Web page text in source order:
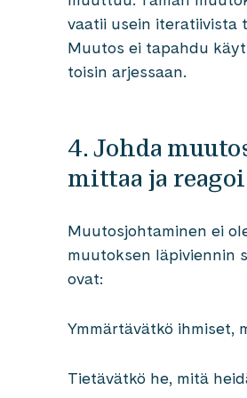
vaatii usein iteratiivista
Muutos ei tapahdu
toisin arjessaan.
4. Johda
mittaa ja reagoi
Muutosjohtaminen ei
muutoksen läpiviennin
ovat:
Ymmärtävätkö ihmiset,
Tietävätkö he, mitä